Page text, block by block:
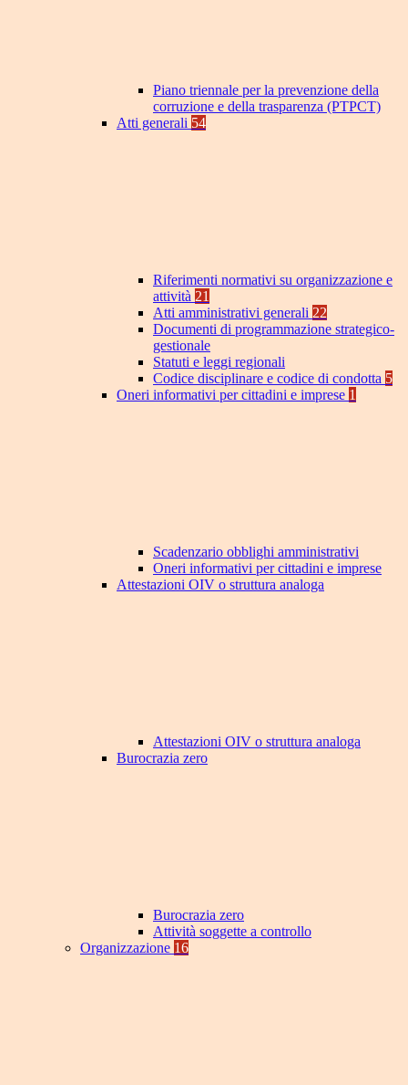
Piano triennale per la prevenzione della
corruzione e della trasparenza (PTPCT)
Atti generali 54
Riferimenti normativi su organizzazione e
attività 21
Atti amministrativi generali 22
Documenti di programmazione strategico-
gestionale
Statuti e leggi regionali
Codice disciplinare e codice di condotta 5
Oneri informativi per cittadini e imprese 1
Scadenzario obblighi amministrativi
Oneri informativi per cittadini e imprese
Attestazioni OIV o struttura analoga
Attestazioni OIV o struttura analoga
Burocrazia zero
Burocrazia zero
Attività soggette a controllo
Organizzazione 16